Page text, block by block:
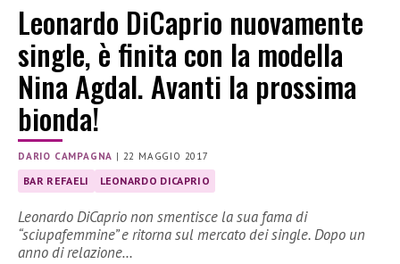
Leonardo DiCaprio nuovamente
single, è finita con la modella
Nina Agdal. Avanti la prossima
bionda!
DARIO CAMPAGNA | 22 MAGGIO 2017
BAR REFAELI LEONARDO DICAPRIO
Leonardo DiCaprio non smentisce la sua fama di
“sciupafemmine” e ritorna sul mercato dei single. Dopo un
anno di relazione…